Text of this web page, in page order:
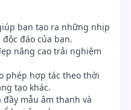
bạn tạo ra những nhịp
đáo của bạn.
nâng cao trải nghiệm
phép hợp tác theo thời
tạo khác.
đầy mẫu âm thanh và